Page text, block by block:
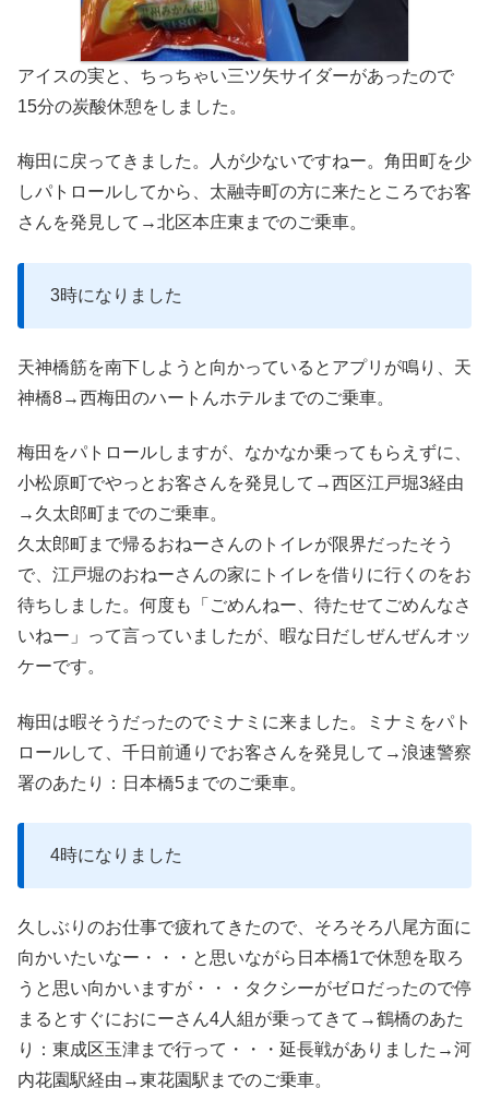
アイスの実と、ちっちゃい三ツ矢サイダーがあったので
15分の炭酸休憩をしました。
梅田に戻ってきました。人が少ないですねー。角田町を少
しパトロールしてから、太融寺町の方に来たところでお客
さんを発見して→北区本庄東までのご乗車。
3時になりました
天神橋筋を南下しようと向かっているとアプリが鳴り、天
神橋8→西梅田のハートんホテルまでのご乗車。
梅田をパトロールしますが、なかなか乗ってもらえずに、
小松原町でやっとお客さんを発見して→西区江戸堀3経由
→久太郎町までのご乗車。
久太郎町まで帰るおねーさんのトイレが限界だったそう
で、江戸堀のおねーさんの家にトイレを借りに行くのをお
待ちしました。何度も「ごめんねー、待たせてごめんなさ
いねー」って言っていましたが、暇な日だしぜんぜんオッ
ケーです。
梅田は暇そうだったのでミナミに来ました。ミナミをパト
ロールして、千日前通りでお客さんを発見して→浪速警察
署のあたり：日本橋5までのご乗車。
4時になりました
久しぶりのお仕事で疲れてきたので、そろそろ八尾方面に
向かいたいなー・・・と思いながら日本橋1で休憩を取ろ
うと思い向かいますが・・・タクシーがゼロだったので停
まるとすぐにおにーさん4人組が乗ってきて→鶴橋のあた
り：東成区玉津まで行って・・・延長戦がありました→河
内花園駅経由→東花園駅までのご乗車。